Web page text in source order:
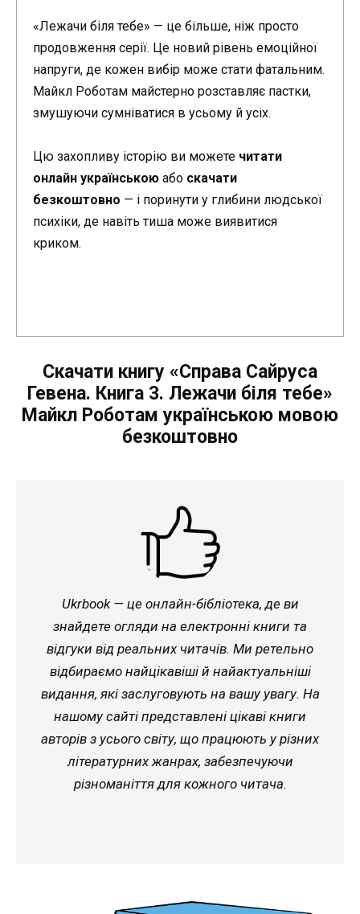
«Лежачи біля тебе» — це більше, ніж просто
продовження серії. Це новий рівень емоційної
напруги, де кожен вибір може стати фатальним.
Майкл Роботам майстерно розставляє пастки,
змушуючи сумніватися в усьому й усіх.
Цю захопливу історію ви можете читати
онлайн українською або скачати
безкоштовно — і поринути у глибини людської
психіки, де навіть тиша може виявитися
криком.
Скачати книгу «Справа Сайруса
Гевена. Книга 3. Лежачи біля тебе»
Майкл Роботам українською мовою
безкоштовно
Ukrbook — це онлайн-бібліотека, де ви
знайдете огляди на електронні книги та
відгуки від реальних читачів. Ми ретельно
відбираємо найцікавіші й найактуальніші
видання, які заслуговують на вашу увагу. На
нашому сайті представлені цікаві книги
авторів з усього світу, що працюють у різних
літературних жанрах, забезпечуючи
різноманіття для кожного читача.